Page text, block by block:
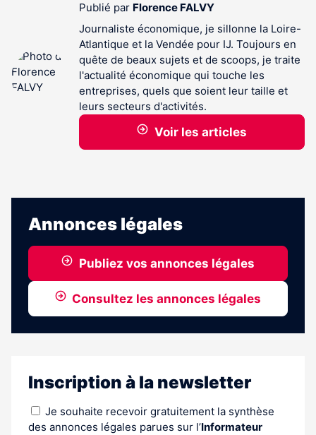
Publié par Florence FALVY
Journaliste économique, je sillonne la Loire-
Atlantique et la Vendée pour IJ. Toujours en
quête de beaux sujets et de scoops, je traite
l'actualité économique qui touche les
entreprises, quels que soient leur taille et
leurs secteurs d'activités.
Voir les articles
Annonces légales
Publiez vos annonces légales
Consultez les annonces légales
Inscription à la newsletter
Je souhaite recevoir gratuitement la synthèse
des annonces légales parues sur l’Informateur